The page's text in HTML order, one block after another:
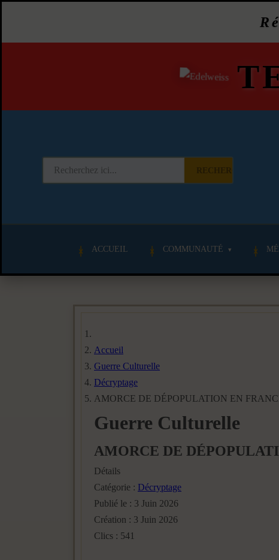
ACCUEIL COMMUNAUTÉ
Accueil
Guerre Culturelle
Décryptage
AMORCE DE DÉPOPULATION EN
Guerre Culturelle
AMORCE DE
Détails
Catégorie : Décryptage
Publié le : 3 Juin 2026
Création : 3 Juin 2026
Clics : 541